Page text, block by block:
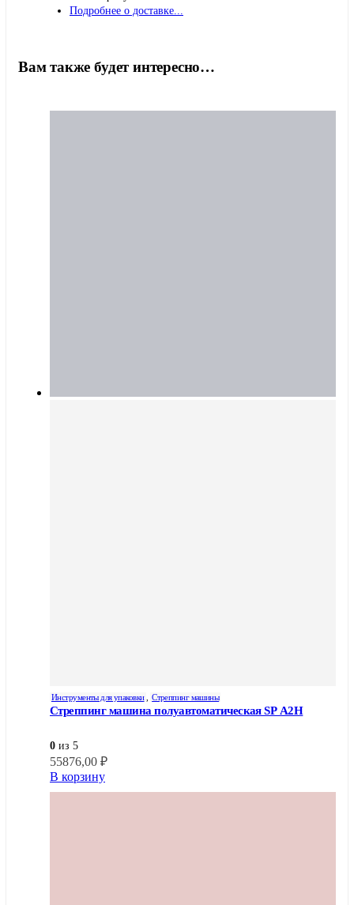
Подробнее о доставке...
Вам также будет интересно…
Инструменты для упаковки Стреппинг машины
Стреппинг машина полуавтоматическая SP A2H
0 из 5
55876,00 ₽
В корзину